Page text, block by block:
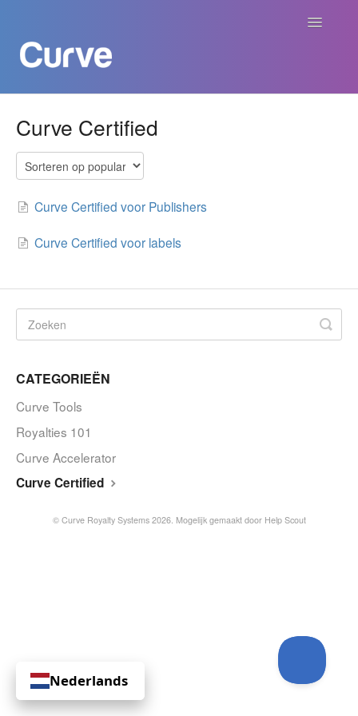
Navigatie
Curve voor Creators
Curve voor Publishers
Curve Certified
Curve Certified voor Publishers
Curve Certified voor labels
CATEGORIEËN
Curve Tools
Royalties 101
Curve Accelerator
Curve Certified
© Curve Royalty Systems 2026. Mogelijk gemaakt door Help Scout
Nederlands